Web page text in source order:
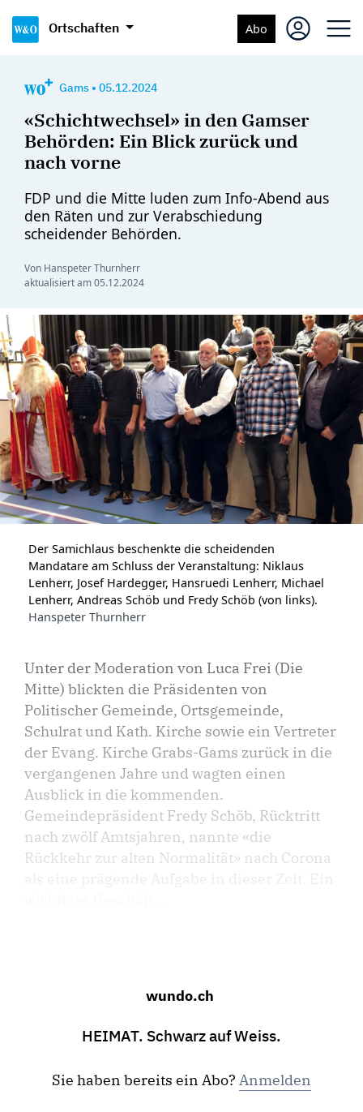
Ortschaften Abo
Gams • 05.12.2024
«Schichtwechsel» in den Gamser
Behörden: Ein Blick zurück und
nach vorne
FDP und die Mitte luden zum Info-Abend aus
den Räten und zur Verabschiedung
scheidender Behörden.
Von Hanspeter Thurnherr
aktualisiert am05.12.2024
Der Samichlaus beschenkte die scheidenden
Mandatare am Schluss der Veranstaltung: Niklaus
Lenherr, Josef Hardegger, Hansruedi Lenherr, Michael
Lenherr, Andreas Schöb und Fredy Schöb (von links).
Hanspeter Thurnherr
Unter der Moderation von Luca Frei (Die
Mitte) blickten die Präsidenten von
Politischer Gemeinde, Ortsgemeinde,
Schulrat und Kath. Kirche sowie ein Vertreter
der Evang. Kirche Grabs-Gams zurück in die
vergangenen Jahre und wagten einen
Ausblick in die kommenden.
Gemeindepräsident Fredy Schöb, Rücktritt
nach zwölf Amtsjahren, nannte «die
Rückkehr zur alten Normalität» nach Corona
wundo.ch
HEIMAT. Schwarz auf Weiss.
Sie haben bereits ein Abo? Anmelden